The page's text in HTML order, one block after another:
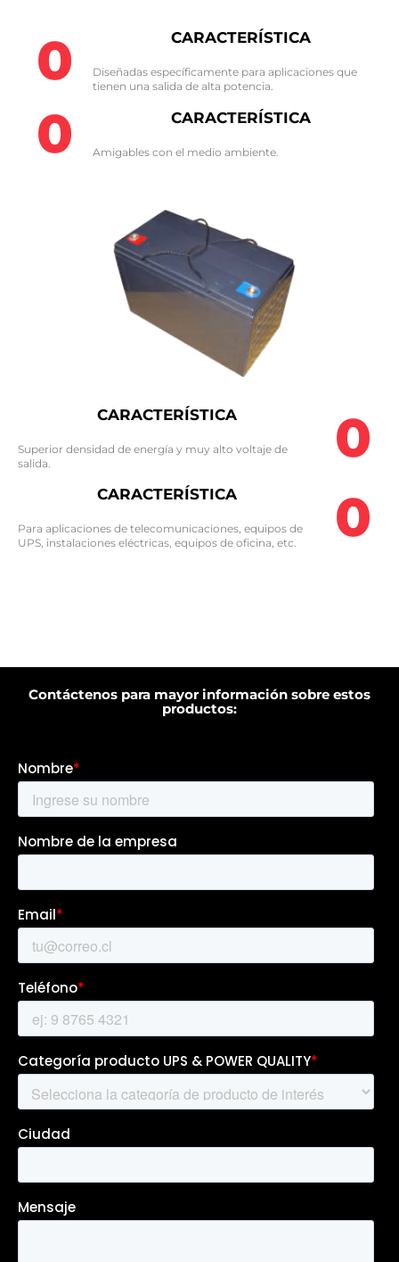
CARACTERÍSTICA
Diseñadas específicamente para aplicaciones que
tienen una salida de alta potencia.​
0
CARACTERÍSTICA
Amigables con el medio ambiente.​
0
0
CARACTERÍSTICA
Superior densidad de energía y muy alto voltaje de
salida.​
0
CARACTERÍSTICA
Para aplicaciones de telecomunicaciones, equipos de
UPS, instalaciones eléctricas, equipos de oficina, etc.​
Contáctenos para mayor información sobre estos
productos: